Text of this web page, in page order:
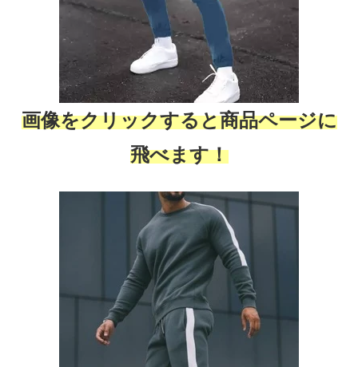
画像をクリックすると商品ページに
飛べます！